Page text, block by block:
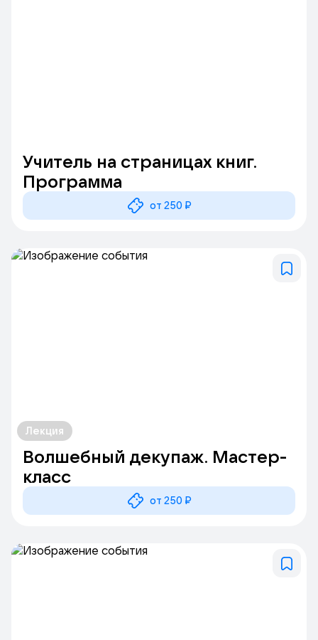
Учитель на страницах книг.
Программа
от 250 ₽
Лекция
Волшебный декупаж. Мастер-
класс
от 250 ₽